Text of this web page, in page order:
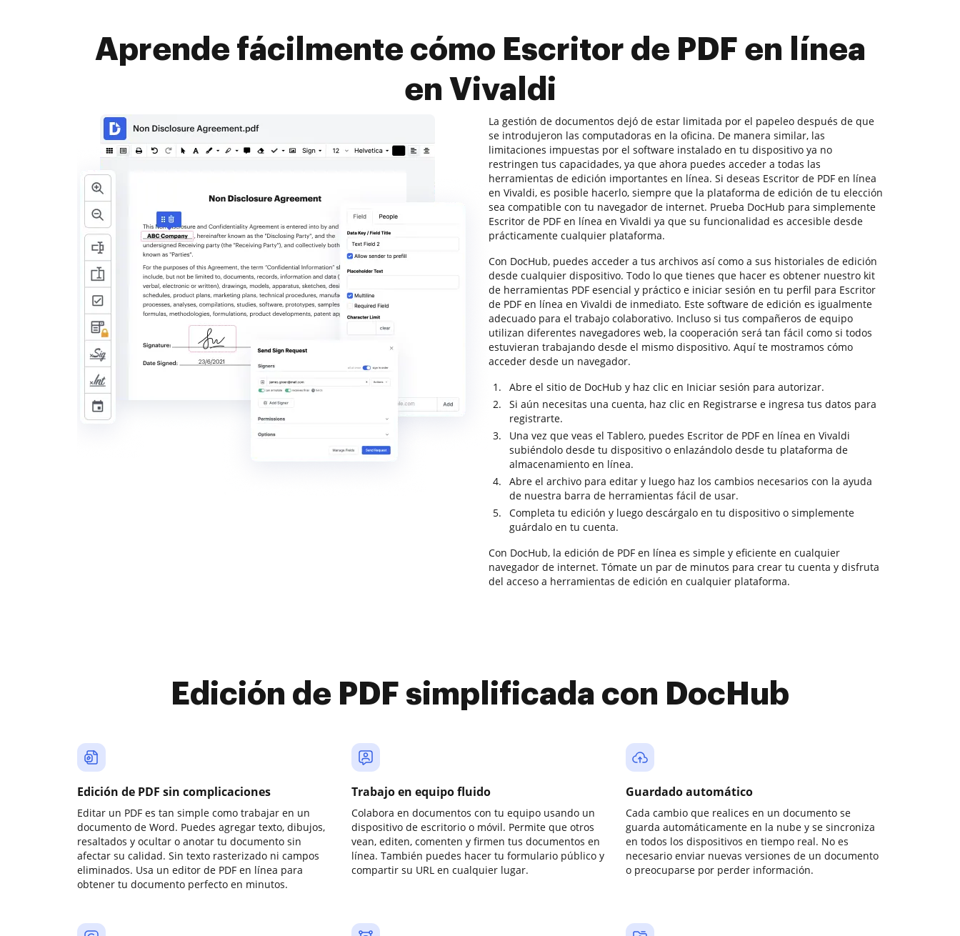
Aprende fácilmente cómo Escritor de PDF en línea
en Vivaldi
La gestión de documentos dejó de estar limitada por el papeleo después de que
se introdujeron las computadoras en la oficina. De manera similar, las
limitaciones impuestas por el software instalado en tu dispositivo ya no
restringen tus capacidades, ya que ahora puedes acceder a todas las
herramientas de edición importantes en línea. Si deseas Escritor de PDF en línea
en Vivaldi, es posible hacerlo, siempre que la plataforma de edición de tu elección
sea compatible con tu navegador de internet. Prueba DocHub para simplemente
Escritor de PDF en línea en Vivaldi ya que su funcionalidad es accesible desde
prácticamente cualquier plataforma.
Con DocHub, puedes acceder a tus archivos así como a sus historiales de edición
desde cualquier dispositivo. Todo lo que tienes que hacer es obtener nuestro kit
de herramientas PDF esencial y práctico e iniciar sesión en tu perfil para Escritor
de PDF en línea en Vivaldi de inmediato. Este software de edición es igualmente
adecuado para el trabajo colaborativo. Incluso si tus compañeros de equipo
utilizan diferentes navegadores web, la cooperación será tan fácil como si todos
estuvieran trabajando desde el mismo dispositivo. Aquí te mostramos cómo
acceder desde un navegador.
Abre el sitio de DocHub y haz clic en Iniciar sesión para autorizar.
Si aún necesitas una cuenta, haz clic en Registrarse e ingresa tus datos para
registrarte.
Una vez que veas el Tablero, puedes Escritor de PDF en línea en Vivaldi
subiéndolo desde tu dispositivo o enlazándolo desde tu plataforma de
almacenamiento en línea.
Abre el archivo para editar y luego haz los cambios necesarios con la ayuda
de nuestra barra de herramientas fácil de usar.
Completa tu edición y luego descárgalo en tu dispositivo o simplemente
guárdalo en tu cuenta.
Con DocHub, la edición de PDF en línea es simple y eficiente en cualquier
navegador de internet. Tómate un par de minutos para crear tu cuenta y disfruta
del acceso a herramientas de edición en cualquier plataforma.
Edición de PDF simplificada con DocHub
Edición de PDF sin complicaciones
Editar un PDF es tan simple como trabajar en un
documento de Word. Puedes agregar texto, dibujos,
resaltados y ocultar o anotar tu documento sin
afectar su calidad. Sin texto rasterizado ni campos
eliminados. Usa un editor de PDF en línea para
obtener tu documento perfecto en minutos.
Trabajo en equipo fluido
Colabora en documentos con tu equipo usando un
dispositivo de escritorio o móvil. Permite que otros
vean, editen, comenten y firmen tus documentos en
línea. También puedes hacer tu formulario público y
compartir su URL en cualquier lugar.
Guardado automático
Cada cambio que realices en un documento se
guarda automáticamente en la nube y se sincroniza
en todos los dispositivos en tiempo real. No es
necesario enviar nuevas versiones de un documento
o preocuparse por perder información.